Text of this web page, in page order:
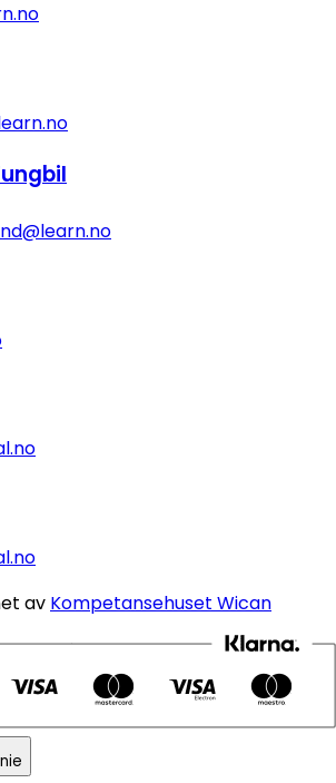
av Kompetansehuset Wican